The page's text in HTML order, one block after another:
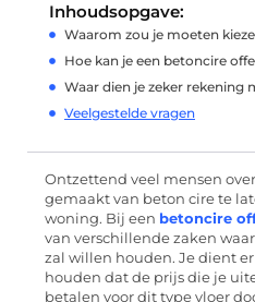
Inhoudsopgave:
Waarom zou je moeten
Hoe kan je een betoncire
Waar dien je zeker rekening
Veelgestelde vragen
Ontzettend veel mensen
gemaakt van beton cire te
woning. Bij een betoncire
van verschillende zaken
zal willen houden. Je dient
houden dat de prijs die je
betalen voor dit type vloer